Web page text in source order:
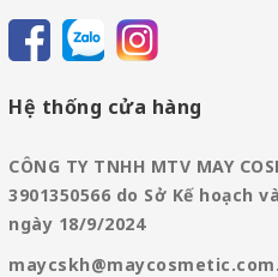
Hệ thống cửa hàng
CÔNG TY TNHH MTV MAY
3901350566 do Sở Kế hoạch
ngày 18/9/2024